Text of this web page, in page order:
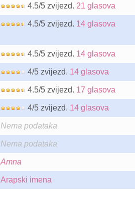
4.5/5 zvijezd. 21 glasova
4.5/5 zvijezd. 14 glasova
4.5/5 zvijezd. 14 glasova
4/5 zvijezd. 14 glasova
4.5/5 zvijezd. 17 glasova
4/5 zvijezd. 14 glasova
Nema podataka
Nema podataka
Amna
Arapski imena